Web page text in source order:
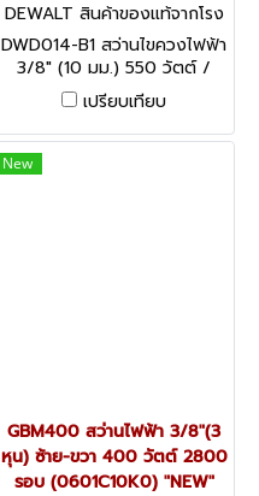
DEWALT สินค้าของแท้จากโรง
งานผู้ผลิต DWD014-B1
DWD014-B1 สว่านไขควงไฟฟ้า
3/8" (10 มม.) 550 วัตต์ /
2800RPM "DEWALT" ดีวอลท์
เปรียบเทียบ
New
GBM400 สว่านไฟฟ้า 3/8"(3
หุน) ซ้าย-ขวา 400 วัตต์ 2800
รอบ (0601C10K0) "NEW"